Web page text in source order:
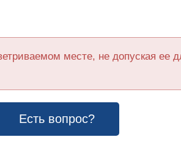
месте, не допуская ее
Есть вопрос?